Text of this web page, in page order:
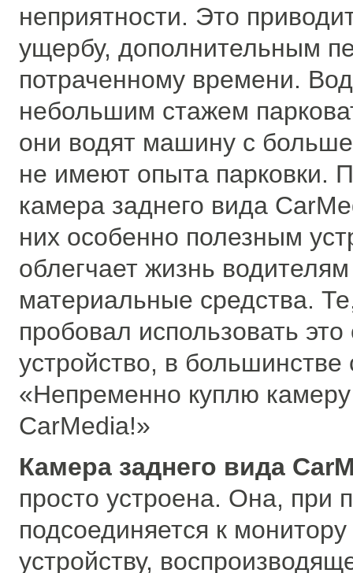
неприятности. Это
ущербу, дополнительным
потраченному времени.
небольшим стажем
они водят машину с
не имеют опыта парковки.
камера заднего вида
них особенно полезным
облегчает жизнь
материальные средства.
пробовал использовать
устройство, в
«Непременно куплю
CarMedia!»
Камера заднего вида
просто устроена. Она, при
подсоединяется к
устройству,